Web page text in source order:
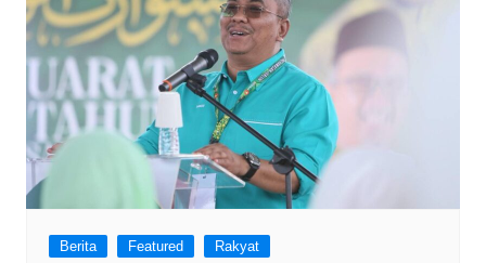
Berita Featured Rakyat